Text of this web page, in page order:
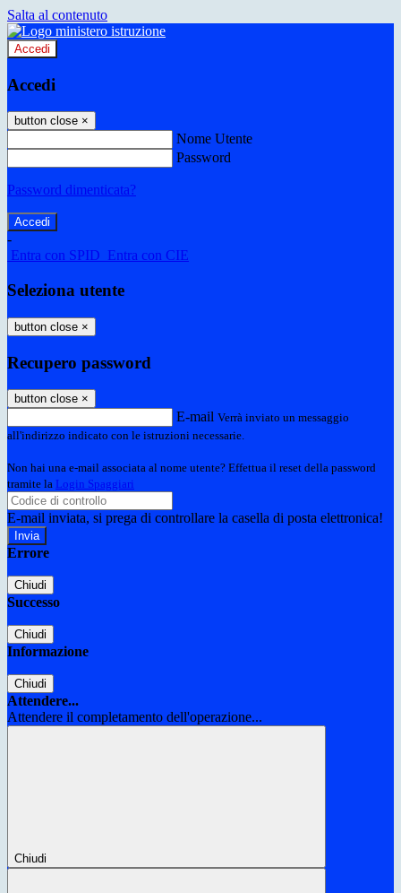
Salta al contenuto
Accedi
Accedi
button close ×
Nome Utente
Password
Password dimenticata?
-
Entra con SPID Entra con CIE
Seleziona utente
button close ×
Recupero password
button close ×
E-mail Verrà inviato un messaggio
all'indirizzo indicato con le istruzioni necessarie.
Non hai una e-mail associata al nome utente? Effettua il reset della password
tramite la Login Spaggiari
E-mail inviata, si prega di controllare la casella di posta elettronica!
Errore
Chiudi
Successo
Chiudi
Informazione
Chiudi
Attendere...
Attendere il completamento dell'operazione...
Chiudi